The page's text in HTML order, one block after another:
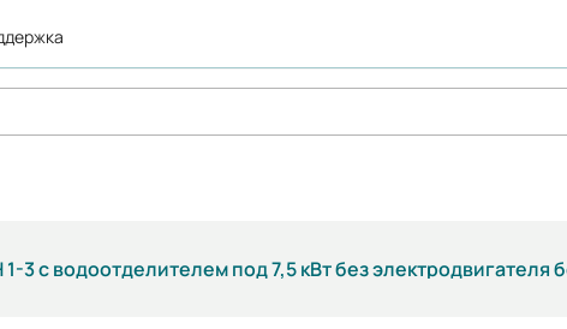
3 с водоотделителем под 7,5 кВт без электродвигателя